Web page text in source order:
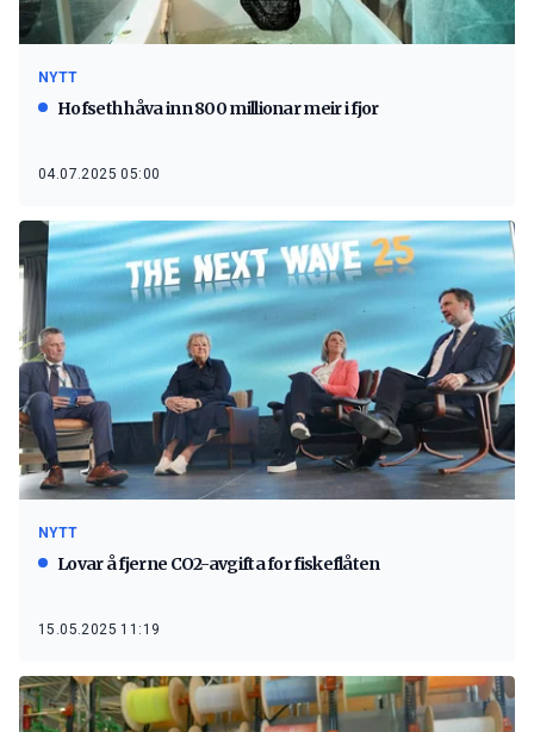
NYTT
Hofseth håva inn 800 millionar meir i fjor
04.07.2025 05:00
NYTT
Lovar å fjerne CO2-avgifta for fiskeflåten
15.05.2025 11:19